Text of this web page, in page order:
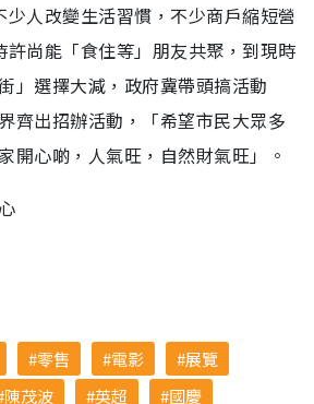
人改變生活習慣，不少商戶縮短營
許尚能「食住等」朋友共聚，到現時
」選擇大減，政府冀帶頭搞活動
齊出招辦活動，「希望市民大眾多
開心啲，人氣旺，自然財氣旺」。
零售 電影
展覽
陳茂波 英超
國慶